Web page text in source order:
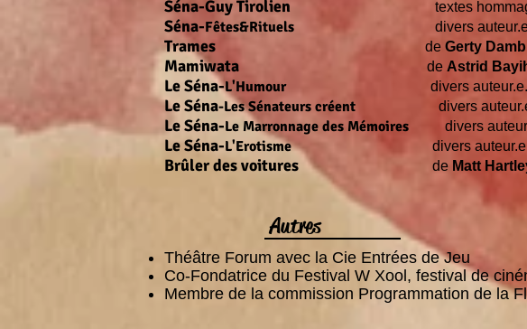
Séna-Guy Tirolien textes hommage à
Séna-Fêtes&Rituels divers
Trames de Gerty
Mamiwata de Astrid
Le Séna-L'Humour divers
Le Séna-Les Sénateurs créent divers
Le Séna-Le Marronnage des Mémoires divers
Le Séna-L'Erotismedivers
Brûler des voitures de Matt
Autres
Théâtre Forum avec la Cie Entrées de Jeu
Co-Fondatrice du Festival W Xool, festival de
Membre de la commission Programmation de la